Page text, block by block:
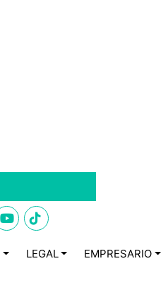
LEGAL EMPRESARIO